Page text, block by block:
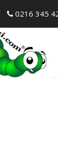
0216 345